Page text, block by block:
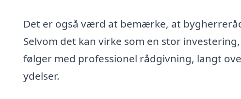
Det er også værd at bemærke, at
Selvom det kan virke som en stor
følger med professionel rådgivning, langt
ydelser.